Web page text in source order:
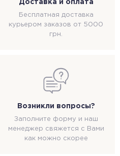
Доставка и оплата
Бесплатная доставка
курьером заказов от 5000
грн.
Возникли вопросы?
Заполните форму и наш
менеджер свяжется с Вами
как можно скорее